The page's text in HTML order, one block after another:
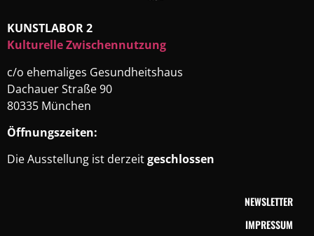
KUNSTLABOR 2
Kulturelle Zwischennutzung
c/o ehemaliges Gesundheitshaus
Dachauer Straße 90
80335 München
Öffnungszeiten:
Die Ausstellung ist derzeitgeschlossen
NEWSLETTER
IMPRESSUM